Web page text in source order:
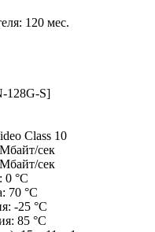
120 мес.
128G-S]
Class 10
сек
сек
0 °C
70 °C
-25 °C
85 °C